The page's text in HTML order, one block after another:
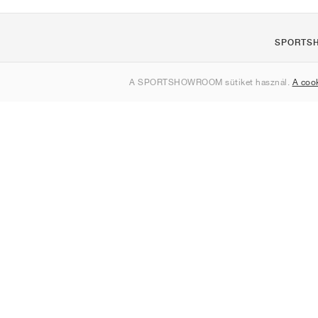
A SPORTSHOWROOM sütiket használ. A
Kapcsolat